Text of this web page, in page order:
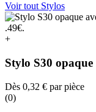
Voir tout Stylos
+
Stylo S30 opaque
Dès 0,32 € par pièce
(0)